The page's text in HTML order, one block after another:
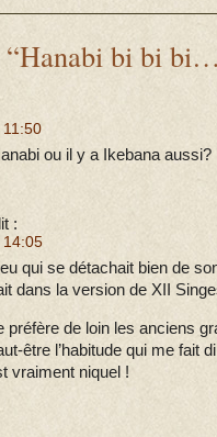
“Hanabi bi bi
ou il y a Ikebana aussi?
:
14:05
qui se détachait bien de
dans la version de XII
préfère de loin les anciens
être l’habitude qui me fait
vraiment niquel !